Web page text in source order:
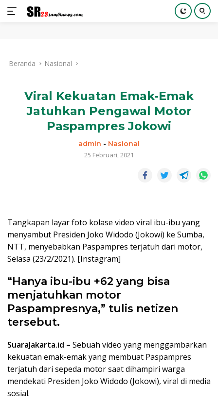
kontenBeranda Nasional
Viral Kekuatan Emak-Emak
Jatuhkan Pengawal Motor
Paspampres Jokowi
admin - Nasional
25 Februari, 2021
Tangkapan layar foto kolase video viral ibu-ibu yang
menyambut Presiden Joko Widodo (Jokowi) ke Sumba,
NTT, menyebabkan Paspampres terjatuh dari motor,
Selasa (23/2/2021). [Instagram]
“Hanya ibu-ibu +62 yang bisa
menjatuhkan motor
Paspampresnya,” tulis netizen
tersebut.
SuaraJakarta.id – Sebuah video yang menggambarkan
kekuatan emak-emak yang membuat Paspampres
terjatuh dari sepeda motor saat dihampiri warga
mendekati Presiden Joko Widodo (Jokowi), viral di media
sosial.